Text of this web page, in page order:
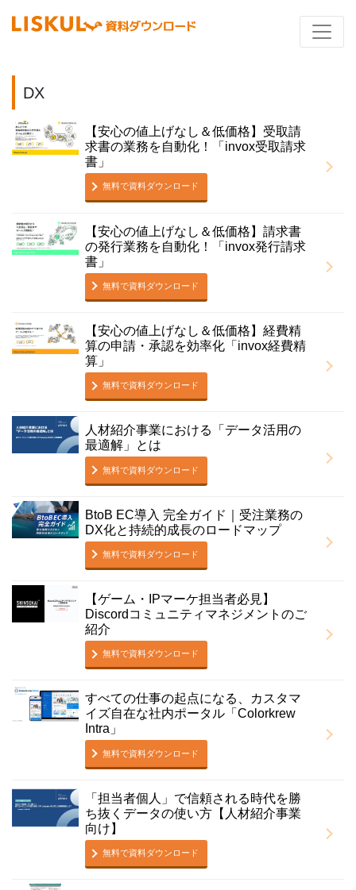
DX
【安心の値上げなし＆低価格】受取請
求書の業務を自動化！「invox受取請求
書」
無料で資料ダウンロード
【安心の値上げなし＆低価格】請求書
の発行業務を自動化！「invox発行請求
書」
無料で資料ダウンロード
【安心の値上げなし＆低価格】経費精
算の申請・承認を効率化「invox経費精
算」
無料で資料ダウンロード
人材紹介事業における「データ活用の
最適解」とは
無料で資料ダウンロード
BtoB EC導入 完全ガイド｜受注業務の
DX化と持続的成長のロードマップ
無料で資料ダウンロード
【ゲーム・IPマーケ担当者必見】
Discordコミュニティマネジメントのご
紹介
無料で資料ダウンロード
すべての仕事の起点になる、カスタマ
イズ自在な社内ポータル「Colorkrew
Intra」
無料で資料ダウンロード
「担当者個人」で信頼される時代を勝
ち抜くデータの使い方【人材紹介事業
向け】
無料で資料ダウンロード